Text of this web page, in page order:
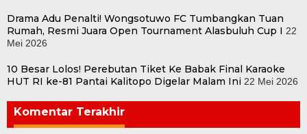
Drama Adu Penalti! Wongsotuwo FC Tumbangkan Tuan
Rumah, Resmi Juara Open Tournament Alasbuluh Cup I 22
Mei 2026
10 Besar Lolos! Perebutan Tiket Ke Babak Final Karaoke
HUT RI ke-81 Pantai Kalitopo Digelar Malam Ini 22 Mei 2026
Komentar Terakhir